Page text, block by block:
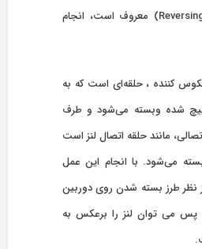
معکوس (Reversing Ring) معروف است، انجام
کننده ، حلقه‌ای است که به
پیچ شده وبسته می‌شود و طرف
مانند حلقه اتصال لنز است
می‌شود. با انجام این عمل
از نظر طرز بسته شدن روی دوربین
می توان لنز را برعکس به